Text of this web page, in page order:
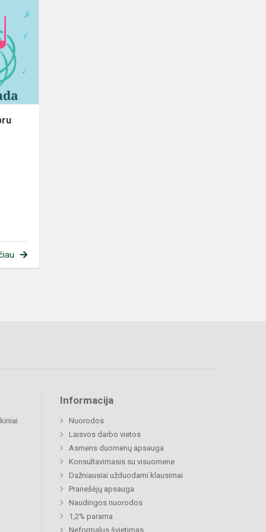
Informacija
Nuorodos
Laisvos darbo vietos
Asmens duomenų apsauga
Konsultavimasis su visuomene
Dažniausiai užduodami klausimai
Pranešėjų apsauga
Naudingos nuorodos
1,2% parama
Neformalus švietimas